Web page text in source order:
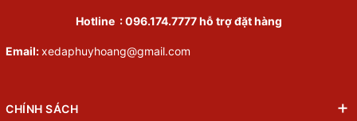
Hotline : 096.174.7777 hỗ trợ đặt hàng
Email:xedaphuyhoang@gmail.com
CHÍNH SÁCH